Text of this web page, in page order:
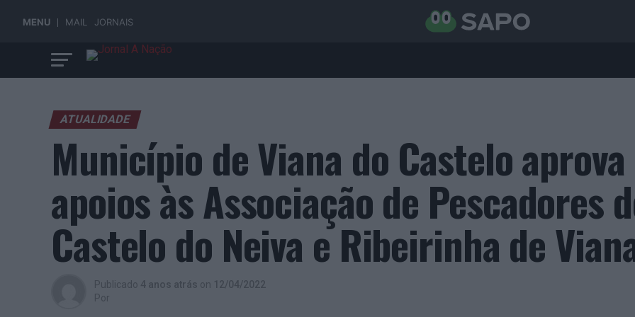
MENU MAIL JORNAIS
ATUALIDADE
Município de Viana do Castelo aprova
apoios às Associação de Pescadores
Castelo do Neiva e Ribeirinha de
Publicado 4 anos atrás on 12/04/2022
Por